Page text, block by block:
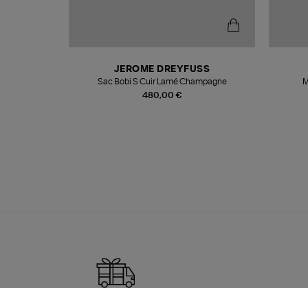
480,00 €
JEROME DREYFUSS
Sac Bobi S Cuir Lamé Champagne